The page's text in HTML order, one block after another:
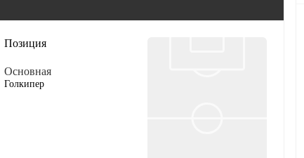
Позиция
Основная
Голкипер